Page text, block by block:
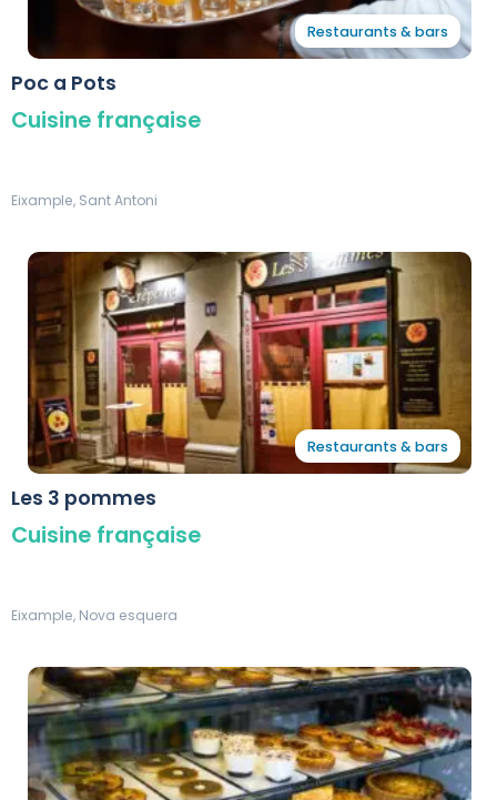
Restaurants & bars
Poc a Pots
Cuisine française
Eixample, Sant Antoni
Restaurants & bars
Les 3 pommes
Cuisine française
Eixample, Nova esquera